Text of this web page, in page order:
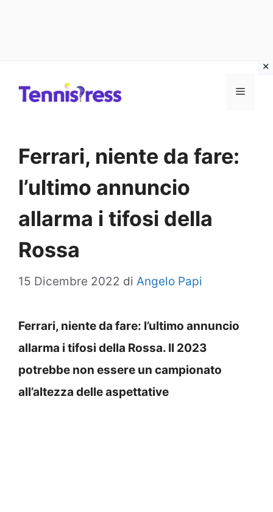
MENU
Ferrari, niente da fare:
l’ultimo annuncio
allarma i tifosi della
Rossa
15 Dicembre 2022 di Angelo Papi
Ferrari, niente da fare: l’ultimo annuncio
allarma i tifosi della Rossa. Il 2023
potrebbe non essere un campionato
all’altezza delle aspettative